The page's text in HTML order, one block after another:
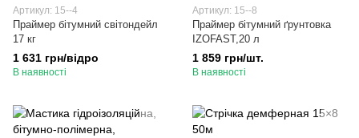
Артикул: 15--4
Праймер бітумний світондейл
17 кг
1 631 грн/відро
В наявності
Артикул: 15--8
Праймер бітумний ґрунтовка
IZOFAST,20 л
1 859 грн/шт.
В наявності